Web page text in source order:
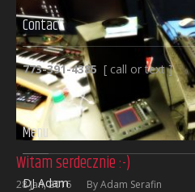
Witam serdecznie :-)
28 Jan, 2016 ByAdam Serafin
Contact
773-391-4385 [ call or text ]
Menu
DJ Adam